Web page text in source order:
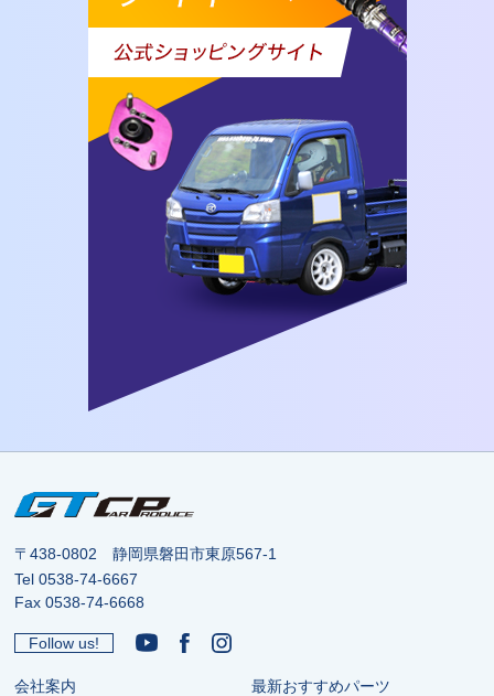
〒438-0802 静岡県磐田市東原567-1
Tel0538-74-6667
Fax 0538-74-6668
Follow us!
会社案内 最新おすすめパーツ